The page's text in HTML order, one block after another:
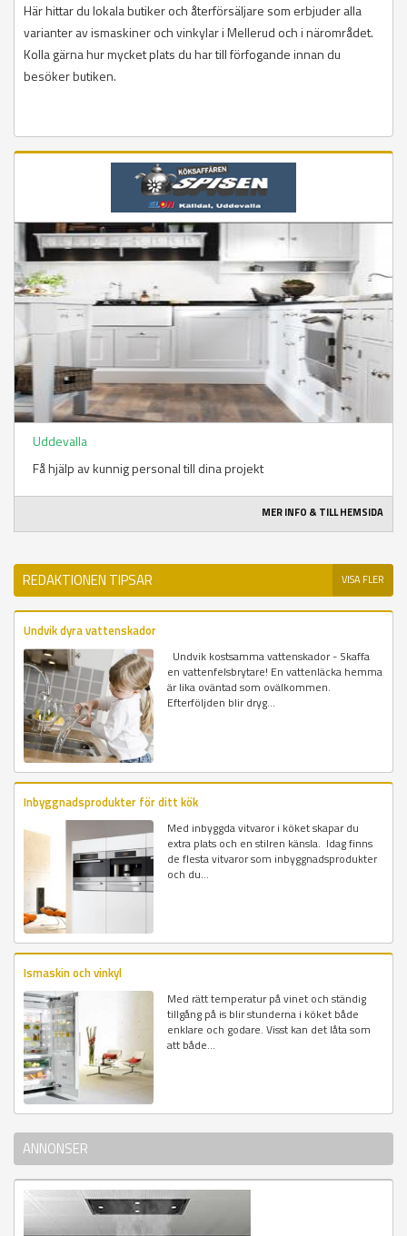
Här hittar du lokala butiker och återförsäljare som erbjuder alla
varianter av ismaskiner och vinkylar i Mellerud och i närområdet.
Kolla gärna hur mycket plats du har till förfogande innan du
besöker butiken.
Uddevalla
Få hjälp av kunnig personal till dina projekt
MER INFO & TILL HEMSIDA
REDAKTIONEN TIPSAR VISA FLER
Undvik dyra vattenskador
Undvik kostsamma vattenskador - Skaffa
en vattenfelsbrytare! En vattenläcka hemma
är lika oväntad som ovälkommen.
Efterföljden blir dryg...
Inbyggnadsprodukter för ditt kök
Med inbyggda vitvaror i köket skapar du
extra plats och en stilren känsla. Idag finns
de flesta vitvaror som inbyggnadsprodukter
och du...
Ismaskin och vinkyl
Med rätt temperatur på vinet och ständig
tillgång på is blir stunderna i köket både
enklare och godare. Visst kan det låta som
att både...
ANNONSER